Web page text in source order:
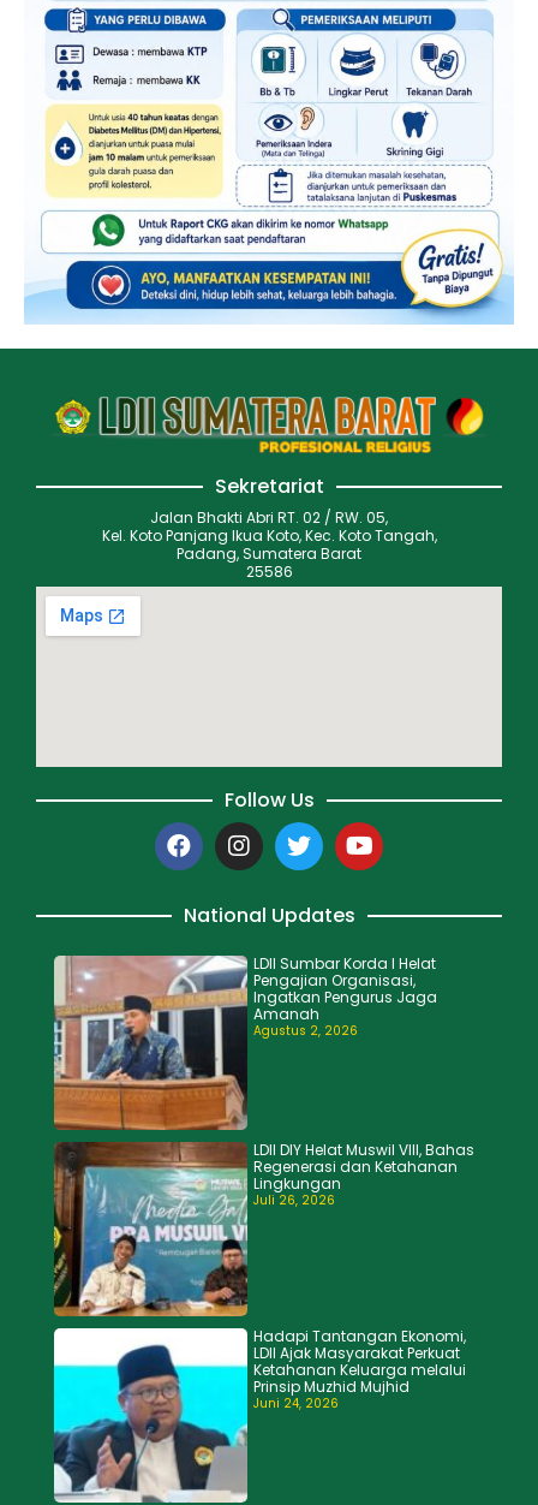
Sekretariat
Jalan Bhakti Abri RT. 02 / RW. 05,
Kel. Koto Panjang Ikua Koto, Kec. Koto Tangah,
Padang, Sumatera Barat
25586
Follow Us
National Updates
LDII Sumbar Korda I Helat
Pengajian Organisasi,
Ingatkan Pengurus Jaga
Amanah
Agustus 2, 2026
LDII DIY Helat Muswil VIII, Bahas
Regenerasi dan Ketahanan
Lingkungan
Juli 26, 2026
Hadapi Tantangan Ekonomi,
LDII Ajak Masyarakat Perkuat
Ketahanan Keluarga melalui
Prinsip Muzhid Mujhid
Juni 24, 2026